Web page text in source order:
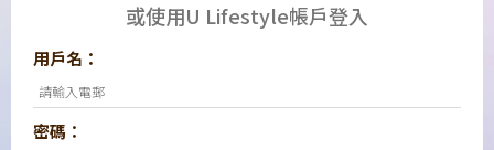
或使用U Lifestyle帳戶登入
用戶名：
密碼：